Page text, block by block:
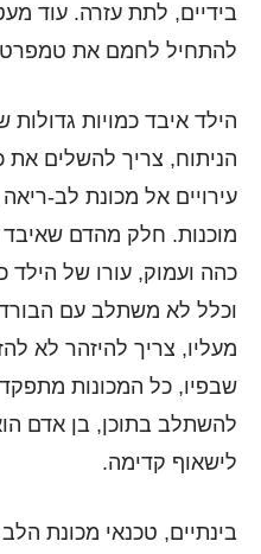
בידיים, לתת עזרה. עוד
להתחיל לחמם את
הילד איבד כמויות
הניתוח, צריך להשלים את
עירויים אל מכונת לב-
מוכנות. חלק מהדם
כהה ועמוק, עורו של הילד
וכלל לא משתלב עם הבורדו
מעליו, צריך להיזהר לא
שבפיו, כל המכונות
להשתלב בתוכן, בן אדם
לישאוף קדימה.
בינתיים, טכנאי מכונת